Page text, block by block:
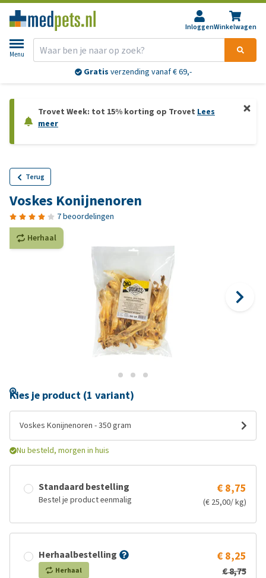
InloggenWinkelwagen
Menu
Gratis verzending vanaf € 69,-
Trovet Week: tot 15% korting op Trovet Lees
meer
Terug
Voskes Konijnenoren
7 beoordelingen
Herhaal
Kies je product (1 variant)
Voskes Konijnenoren - 350 gram
Nu besteld, morgen in huis
Standaard bestelling
Bestel je product eenmalig
€ 8,75
(€ 25,00/ kg)
Herhaalbestelling
Herhaal
€ 8,25
€ 8,75